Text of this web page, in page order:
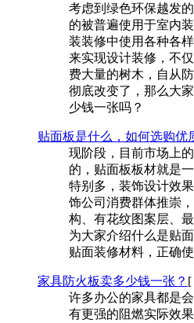
考虑到绿色环保越发的
的被普遍使用于室内装
装装修中使用各种各
来实现设计装修，
费大量的树木，自
彻底改变了，那么
少钱一张吗？
贴面板是什么，如何选购优质
现阶段，目前市场
的，贴面板板材就是
特别多，装饰设计效果
饰公司消费群体推崇
构、有花纹图案层
为大家介绍什么是贴
贴面装修材料，正确使
家具防火板卖多少钱一张？ [
许多办公的家具都是会
有更强的阻燃实际效果